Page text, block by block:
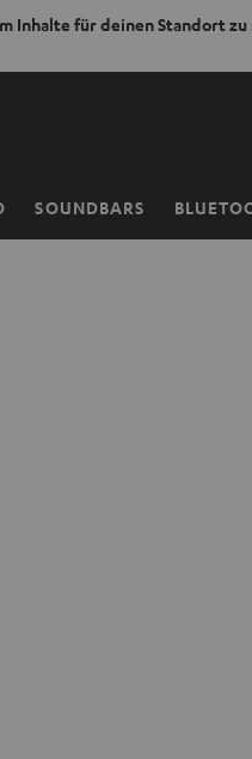
Inhalte für deinen Standort zu
SOUNDBARS